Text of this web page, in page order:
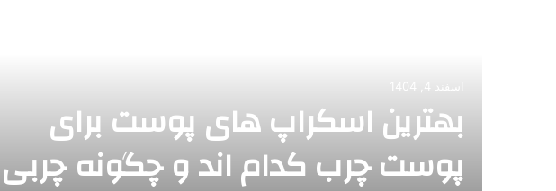
بهترین اسکراپ های پوست برای
پوست چرب کدام اند و چگونه چربی